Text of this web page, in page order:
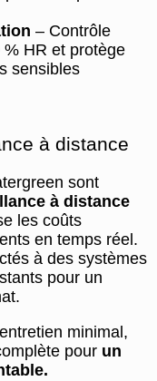
– Contrôle
HR et protège
sensibles
à distance
sont
à distance
les coûts
en temps réel.
à des systèmes
pour un
minimal,
pour un